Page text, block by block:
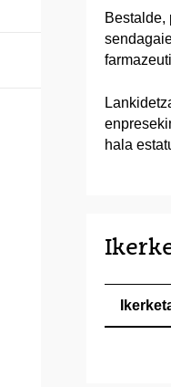
Bestalde,
hala